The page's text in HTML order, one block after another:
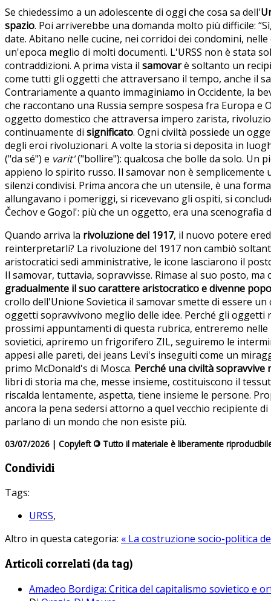
Se chiedessimo a un adolescente di oggi che cosa sa dell'
spazio. Poi arriverebbe una domanda molto più difficile:
date. Abitano nelle cucine, nei corridoi dei condomini,
un'epoca meglio di molti documenti. L'URSS non è stata
contraddizioni. A prima vista il samovarè soltanto un
come tutti gli oggetti che attraversano il tempo, anche il
Contrariamente a quanto immaginiamo in Occidente, la
che raccontano una Russia sempre sospesa fra Europa
oggetto domestico che attraversa impero zarista,
continuamente di significato. Ogni civiltà possiede un
degli eroi rivoluzionari. A volte la storia si deposita in
("da sé") e varit'("bollire"): qualcosa che bolle da solo. Un
appieno lo spirito russo. Il samovar non è
silenzi condivisi. Prima ancora che un utensile, è una
allungavano i pomeriggi, si ricevevano gli ospiti, si
Čechov e Gogol': più che un oggetto, era una scenografia
Quando arriva la rivoluzione del 1917, il nuovo potere
reinterpretarli? La rivoluzione del 1917 non cambiò
aristocratici sedi amministrative, le icone lasciarono il
Il samovar, tuttavia, sopravvisse. Rimase al suo posto,
gradualmente il suo carattere aristocratico e divenne
crollo dell'Unione Sovietica il samovar smette di essere
oggetti sopravvivono meglio delle idee. Perché gli
prossimi appuntamenti di questa rubrica, entreremo nelle
sovietici, apriremo un frigorifero ZIL, seguiremo le
appesi alle pareti, dei jeans Levi's inseguiti come un
primo McDonald's di Mosca. Perché una civiltà
libri di storia ma che, messe insieme, costituiscono il
riscalda lentamente, aspetta, tiene insieme le persone.
ancora la pena sedersi attorno a quel vecchio recipiente
parlano di un mondo che non esiste più.
03/07/2026 | Copyleft © Tutto il materiale è liberamente
Condividi
Tags:
URSS,
Altro in questa categoria: « La costruzione socio-politica
Articoli correlati (da tag)
Amadeo Bordiga: Critica del capitalismo sovietico e